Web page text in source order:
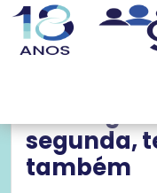
segunda,
também